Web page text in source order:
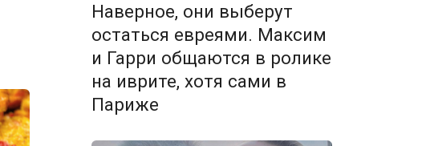
Наверное, они выберут
остаться евреями. Максим
и Гарри общаются в ролике
на иврите, хотя сами в
Париже